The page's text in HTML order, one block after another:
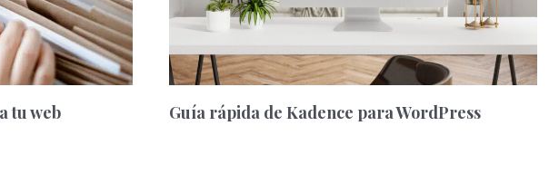
tu web Guía rápida de Kadence para WordPress